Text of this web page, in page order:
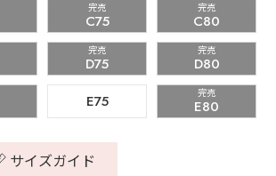
完売
C75
完売
C80
完売
D75
完売
D80
E75 完売
E80
サイズガイド